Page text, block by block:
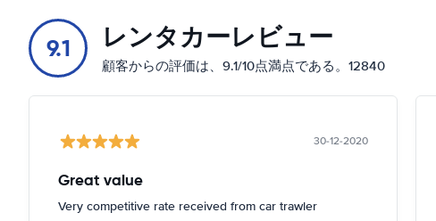
9.1 レンタカーレビュー
顧客からの評価は、9.1/10点満点である。12840
30-12-2020
Great value
Very competitive rate received from car trawler